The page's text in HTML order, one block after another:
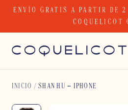
ENVÍO GRATIS A PARTIR DE 2
COQUELICOT
INICIO /SHAN HU – IPHONE